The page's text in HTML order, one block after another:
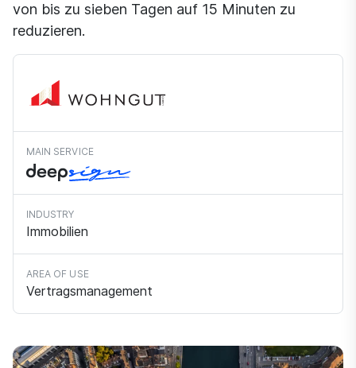
von bis zu sieben Tagen auf 15 Minuten zu
reduzieren.
MAIN SERVICE
INDUSTRY
Immobilien
AREA OF USE
Vertragsmanagement